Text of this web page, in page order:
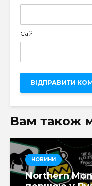
Сайт
Вам також
НОВИНИ
Northern